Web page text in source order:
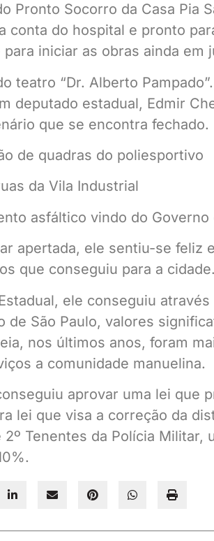
Pronto Socorro da Casa Pia
conta do hospital e pronto
iniciar as obras ainda em
teatro “Dr. Alberto
deputado estadual, Edmir
que se encontra fechado.
de quadras do poliesportivo
da Vila Industrial
asfáltico vindo do Governo
apertada, ele sentiu-se feliz
que conseguiu para a cidade.
ele conseguiu
de São Paulo, valores
nos últimos anos, foram
a comunidade manuelina.
aprovar uma lei que
lei que visa a correção da
Tenentes da Polícia Militar,